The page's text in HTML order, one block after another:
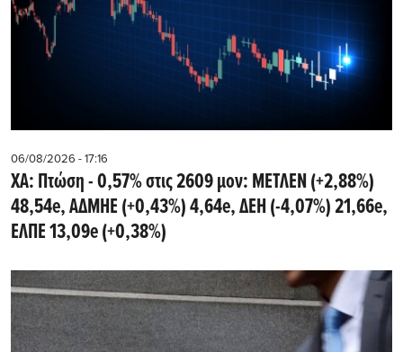
06/08/2026 - 17:16
ΧΑ: Πτώση - 0,57% στις 2609 μον: ΜΕΤΛΕΝ (+2,88%)
48,54e, ΑΔΜΗΕ (+0,43%) 4,64e, ΔΕΗ (-4,07%) 21,66e,
ΕΛΠΕ 13,09e (+0,38%)